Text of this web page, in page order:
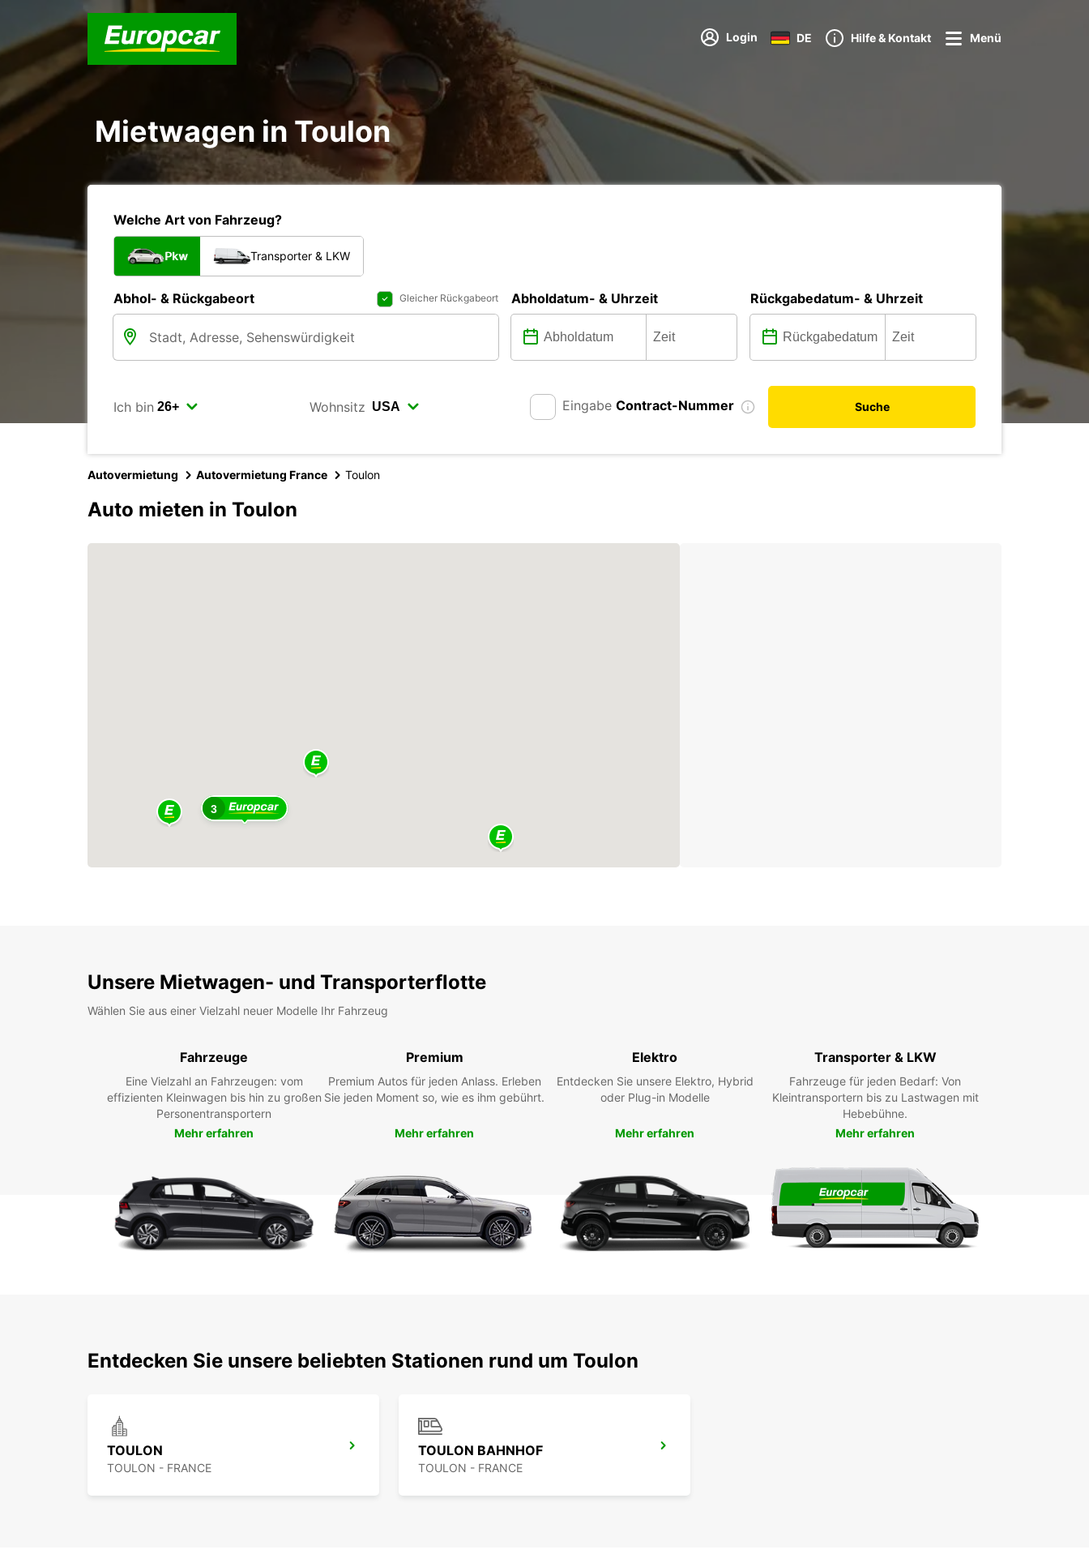
Login DE Hilfe & Kontakt Menü
Mietwagen in Toulon
Welche Art von Fahrzeug?
Pkw Transporter & LKW
Abhol- & Rückgabeort Gleicher Rückgabeort Abholdatum- & Uhrzeit Rückgabedatum- & Uhrzeit
Ich bin Wohnsitz Eingabe Contract-Nummer Suche
Autovermietung Autovermietung France Toulon
Auto mieten in Toulon
3
Unsere Mietwagen- und Transporterflotte
Wählen Sie aus einer Vielzahl neuer Modelle Ihr Fahrzeug
Fahrzeuge
Eine Vielzahl an Fahrzeugen: vom
effizienten Kleinwagen bis hin zu großen
Personentransportern
Mehr erfahren
Premium
Premium Autos für jeden Anlass. Erleben
Sie jeden Moment so, wie es ihm gebührt.
Mehr erfahren
Elektro
Entdecken Sie unsere Elektro, Hybrid
oder Plug-in Modelle
Mehr erfahren
Transporter & LKW
Fahrzeuge für jeden Bedarf: Von
Kleintransportern bis zu Lastwagen mit
Hebebühne.
Mehr erfahren
Entdecken Sie unsere beliebten Stationen rund um Toulon
TOULON
TOULON - FRANCE
TOULON BAHNHOF
TOULON - FRANCE